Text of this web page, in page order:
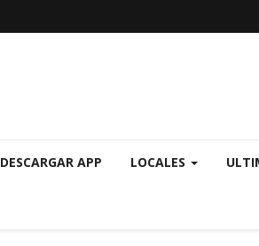
DESCARGAR APP LOCALES